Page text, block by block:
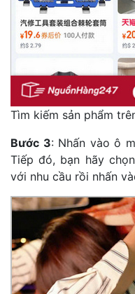
Tìm kiếm sản phẩm
Bước 3: Nhấn vào ô
Tiếp đó, bạn hãy
với nhu cầu rồi nhấn